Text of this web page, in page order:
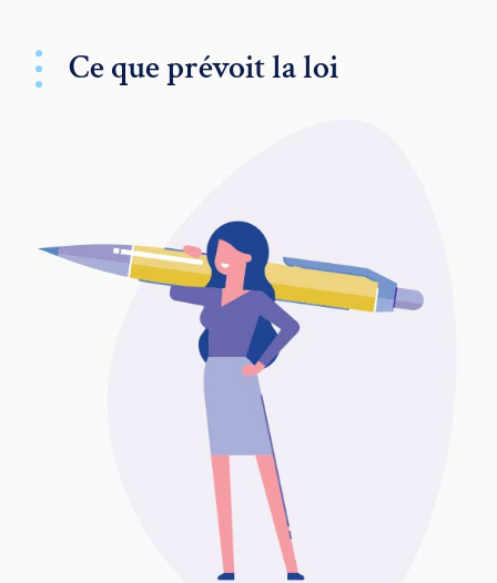
Ce que prévoit la loi